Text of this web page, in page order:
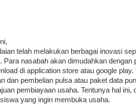
telah melakukan berbagai inovasi
Para nasabah akan dimudahkan dengan
di application store atau google
dan pembelian pulsa atau paket data
pembiayaan usaha. Tentunya hal ini,
yang ingin membuka usaha.